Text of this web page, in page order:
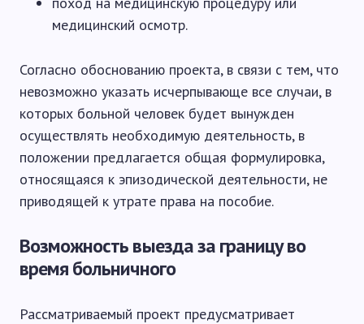
медицинский осмотр.
Согласно обоснованию проекта, в связи с тем, что
невозможно указать исчерпывающе все случаи, в
которых больной человек будет вынужден
осуществлять необходимую деятельность, в
положении предлагается общая формулировка,
относящаяся к эпизодической деятельности, не
приводящей к утрате права на пособие.
Возможность выезда за границу во
время больничного
Рассматриваемый проект предусматривает